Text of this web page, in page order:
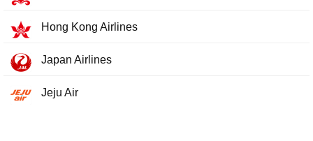
Hong Kong Airlines
Japan Airlines
Jeju Air